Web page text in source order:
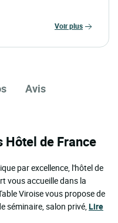
voir plus
Avis
Hôtel de France
par excellence, l'hôtel de
vous accueille dans la
Viroise vous propose de
séminaire, salon privé,Lire